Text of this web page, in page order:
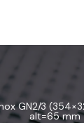
GN2/3
alt=65 mm